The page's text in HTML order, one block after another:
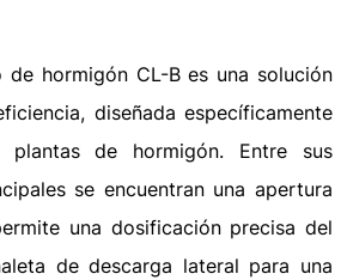
hormigón CL-B es una solución
diseñada específicamente
de hormigón. Entre sus
se encuentran una apertura
una dosificación precisa del
de descarga lateral para una